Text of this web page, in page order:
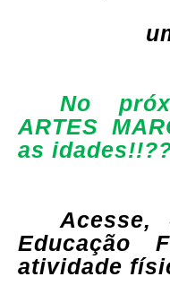
No
ARTES
as
Educação
atividade